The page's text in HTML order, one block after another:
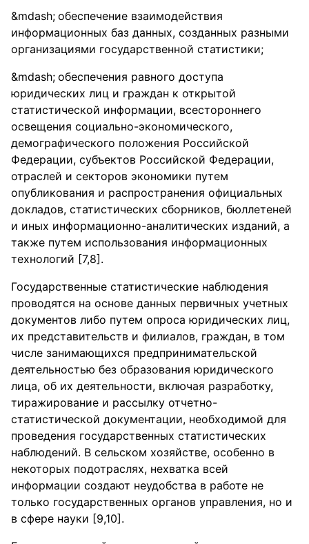
обеспечение взаимодействия
информационных баз данных, созданных разными
организациями государственной статистики;
обеспечения равного доступа
юридических лиц и граждан к открытой
статистической информации, всестороннего
освещения социально-экономического,
демографического положения Российской
Федерации, субъектов Российской Федерации,
отраслей и секторов экономики путем
опубликования и распространения официальных
докладов, статистических сборников, бюллетеней
и иных информационно-аналитических изданий, а
также путем использования информационных
технологий [7,8].
Государственные статистические наблюдения
проводятся на основе данных первичных учетных
документов либо путем опроса юридических лиц,
их представительств и филиалов, граждан, в том
числе занимающихся предпринимательской
деятельностью без образования юридического
лица, об их деятельности, включая разработку,
тиражирование и рассылку отчетно-
статистической документации, необходимой для
проведения государственных статистических
наблюдений. В сельском хозяйстве, особенно в
некоторых подотраслях, нехватка всей
информации создают неудобства в работе не
только государственных органов управления, но и
в сфере науки [9,10].